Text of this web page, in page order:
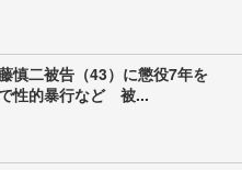
慎二被告（43）に懲役7年を
性的暴行など 被...